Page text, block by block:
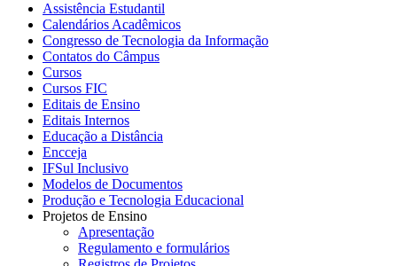
Assistência Estudantil
Calendários Acadêmicos
Congresso de Tecnologia da Informação
Contatos do Câmpus
Cursos
Cursos FIC
Editais de Ensino
Editais Internos
Educação a Distância
Encceja
IFSul Inclusivo
Modelos de Documentos
Produção e Tecnologia Educacional
Projetos de Ensino
Apresentação
Regulamento e formulários